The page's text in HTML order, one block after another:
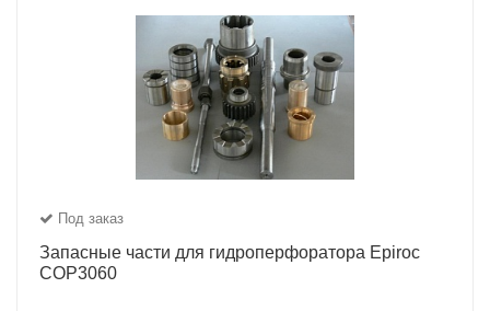
Под заказ
Запасные части для гидроперфоратора Epiroc
COP3060